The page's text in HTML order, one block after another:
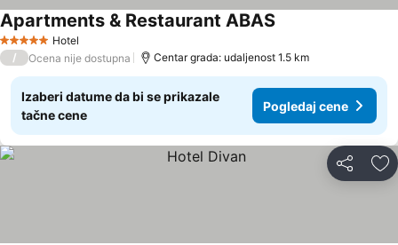
5 ZvezdiceHotel
Apartments & Restaurant ABAS
/ Ocena nije dostupna Centar grada: udaljenost 1.5 km
Izaberi datume da bi se prikazale
tačne cene
Pogledaj cene
Deli